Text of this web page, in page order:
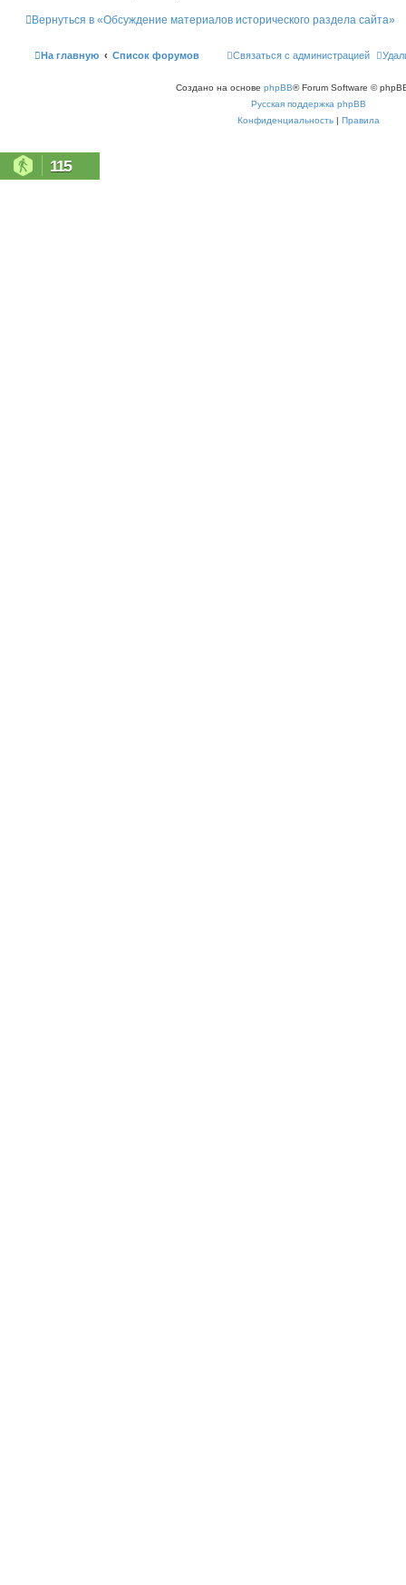
Вернуться в «Обсуждение материалов исторического раздела сайта»
На главную Список форумов Связаться с администрацией
Создано на основе phpBB® Forum Software ©
Русская поддержка phpBB
Конфиденциальность | Правила
115